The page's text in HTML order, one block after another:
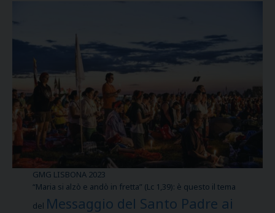
GMG LISBONA 2023
“Maria si alzò e andò in fretta” (Lc 1,39): è questo il tema
del Messaggio del Santo Padre ai